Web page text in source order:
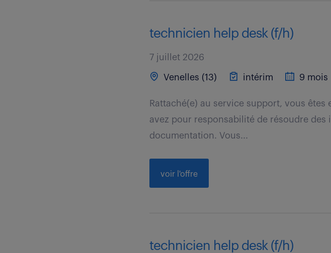
technicien help desk (f/h)
7 juillet 2026
Venelles (13) intérim 9 mois
Rattaché(e) au service support, vous
avez pour responsabilité de résoudre
documentation. Vous...
voir l'offre
technicien help desk (f/h)